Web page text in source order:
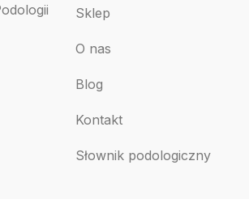
Sklep
O nas
Blog
Kontakt
Słownik podologiczny